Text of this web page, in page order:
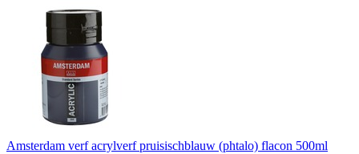
Amsterdam verf acrylverf pruisischblauw (phtalo) flacon 500ml